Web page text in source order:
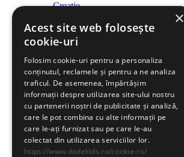
Creatie
Indemanare
Indemanare
Arme
Arme
Parcari / Circuite
Parcari / Circuite
Jucarii rol
Jucarii rol
×
Acest site web folosește
cookie-uri
Folosim cookie-uri pentru a personaliza
conținutul, reclamele și pentru a ne analiza
traficul. De asemenea, împărtășim
informații despre utilizarea site-ului nostru
cu partenerii noștri de publicitate și analiză,
care le pot combina cu alte informații pe
care le-ați furnizat sau pe care le-au
colectat din utilizarea serviciilor lor.
https://www.dodekids.ro/cookie-ro/